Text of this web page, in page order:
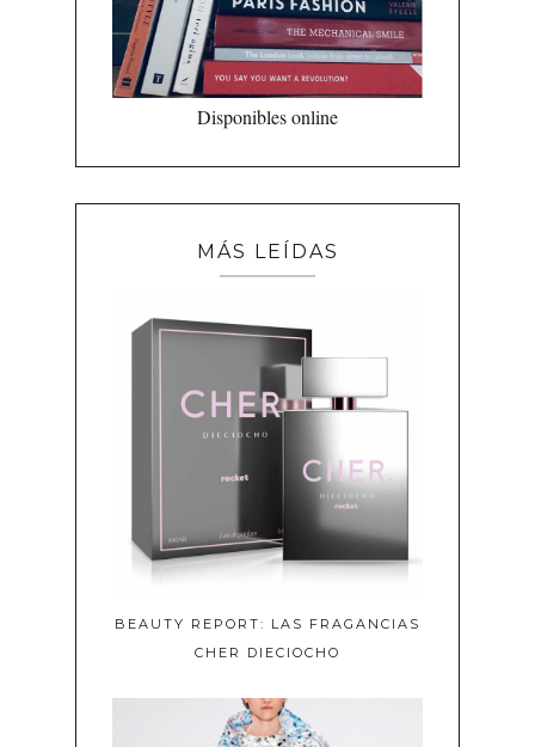
Disponibles online
MÁS LEÍDAS
BEAUTY REPORT: LAS FRAGANCIAS
CHER DIECIOCHO